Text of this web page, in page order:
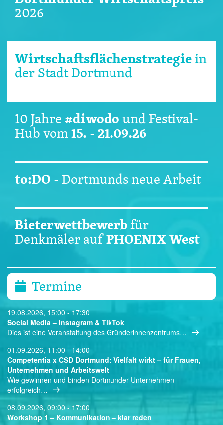
2026
Wirtschaftsflächenstrategiein
der Stadt Dortmund
10 Jahre#diwodound Festival-
Hub vom15. - 21.09.26
to:DO -Dortmunds neue Arbeit
Bieterwettbewerbfür
Denkmäler aufPHOENIX West
Termine
19.08.2026, 15:00 - 17:30
Social Media – Instagram & TikTok
Dies ist eine Veranstaltung des Gründerinnenzentrums…
01.09.2026, 11:00 - 14:00
Competentia x CSD Dortmund: Vielfalt wirkt – für Frauen,
Unternehmen und Arbeitswelt
Wie gewinnen und binden Dortmunder Unternehmen
erfolgreich…
08.09.2026, 09:00 - 17:00
Workshop 1 – Kommunikation – klar reden